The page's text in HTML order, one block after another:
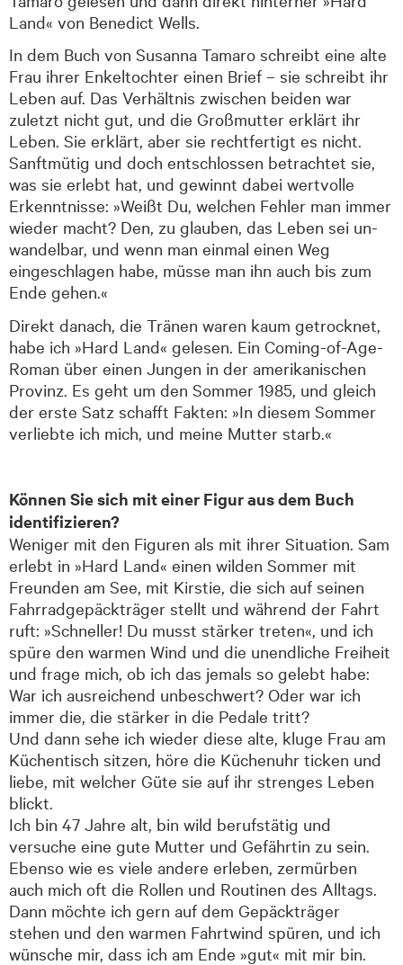
Land« von Benedict Wells.
In dem Buch von Susanna Tamaro schreibt eine alte
Frau ihrer Enkel­tochter einen Brief – sie schreibt ihr
Leben auf. Das Verhältnis zwischen beiden war
zuletzt nicht gut, und die Groß­mutter erklärt ihr
Leben. Sie erklärt, aber sie rechtfertigt es nicht.
Sanftmütig und doch ent­schlossen betrachtet sie,
was sie erlebt hat, und gewinnt dabei wert­volle
Erkenntnisse: »Weißt Du, welchen Fehler man immer
wieder macht? Den, zu glauben, das Leben sei un­
wandelbar, und wenn man einmal einen Weg
eingeschlagen habe, müsse man ihn auch bis zum
Ende gehen.«
Direkt danach, die Tränen waren kaum getrocknet,
habe ich »Hard Land« gelesen. Ein Coming-of-Age-
Roman über einen Jungen in der amerikanischen
Provinz. Es geht um den Sommer 1985, und gleich
der erste Satz schafft Fakten: »In diesem Sommer
ver­liebte ich mich, und meine Mutter starb.«
Können Sie sich mit einer Figur aus dem Buch
identifizieren?
Weniger mit den Figuren als mit ihrer Situation. Sam
erlebt in »Hard Land« einen wilden Sommer mit
Freunden am See, mit Kirstie, die sich auf seinen
Fahrrad­gepäckträger stellt und während der Fahrt
ruft: »Schneller! Du musst stärker treten«, und ich
spüre den warmen Wind und die unendliche Freiheit
und frage mich, ob ich das jemals so gelebt habe:
War ich aus­reichend unbeschwert? Oder war ich
immer die, die stärker in die Pedale tritt?
Und dann sehe ich wieder diese alte, kluge Frau am
Küchentisch sitzen, höre die Küchen­uhr ticken und
liebe, mit welcher Güte sie auf ihr strenges Leben
blickt.
Ich bin 47 Jahre alt, bin wild berufs­tätig und
versuche eine gute Mutter und Gefährtin zu sein.
Ebenso wie es viele andere erleben, zermürben
auch mich oft die Rollen und Routinen des Alltags.
Dann möchte ich gern auf dem Gepäckträger
stehen und den warmen Fahrt­wind spüren, und ich
wünsche mir, dass ich am Ende »gut« mit mir bin.